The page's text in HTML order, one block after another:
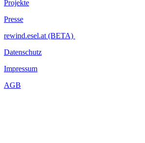
Projekte
Presse
rewind.esel.at (BETA)
Datenschutz
Impressum
AGB